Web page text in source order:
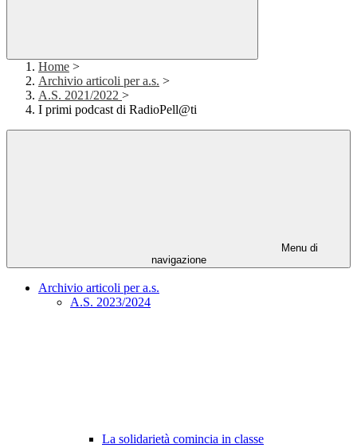
Home >
Archivio articoli per a.s. >
A.S. 2021/2022 >
I primi podcast di RadioPell@ti
Menu di
navigazione
Archivio articoli per a.s.
A.S. 2023/2024
La solidarietà comincia in classe